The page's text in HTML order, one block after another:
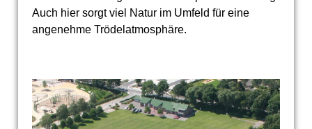
Auch hier sorgt viel Natur im Umfeld für eine
angenehme Trödelatmosphäre.